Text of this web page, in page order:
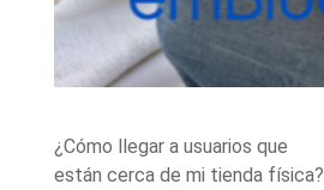
¿Cómo llegar a usuarios que
están cerca de mi tienda física?